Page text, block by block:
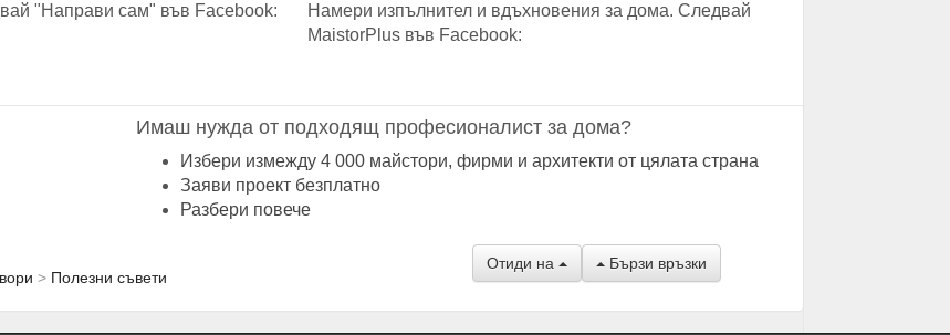
"Направи сам" във Facebook:
Намери изпълнител и вдъхновения за дома. Следвай
MaistorPlus във Facebook:
Имаш нужда от подходящ професионалист за дома?
Избери измежду 4 000 майстори, фирми и архитекти от цялата страна
Заяви проект безплатно
Разбери повече
Полезни съвети
Отиди на Бързи връзки